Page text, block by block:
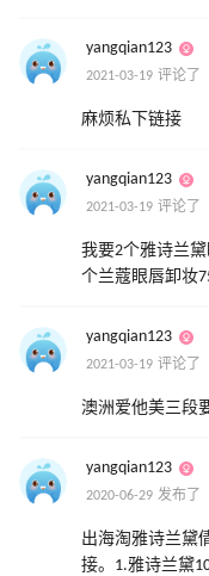
yangqian123
2021-03-19 评论了
麻烦私下链接
yangqian123
2021-03-19 评论了
我要2个雅诗兰
个兰蔻眼唇卸妆
yangqian123
2021-03-19 评论了
澳洲爱他美三段
yangqian123
2020-06-29 发布了
出海淘雅诗兰黛
接。1.雅诗兰黛